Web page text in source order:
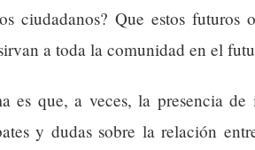
ciudadanos? Que estos futuros
a toda la comunidad en el
es que, a veces, la presencia
y dudas sobre la relación